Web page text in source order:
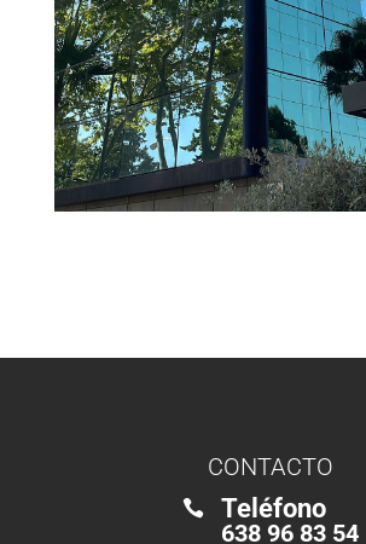
CONTACTO
 Teléfono
638 96 83 54